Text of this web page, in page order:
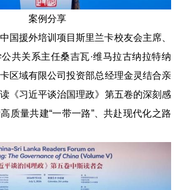
案例分享
国援外培训项目斯里兰卡校友会主席、
共关系主任桑吉瓦·维马拉古纳拉特纳
区域有限公司投资部总经理金灵结合亲
《习近平谈治国理政》第五卷的深刻感
质量共建“一带一路”、共赴现代化之路